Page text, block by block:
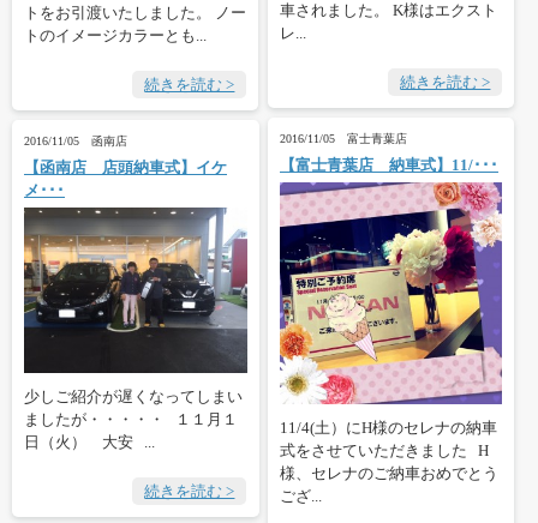
トをお引渡いたしました。 ノー
トのイメージカラーとも...
続きを読む >
車されました。 K様はエクスト
レ...
続きを読む >
2016/11/05 富士青葉店
【富士青葉店 納車式】11/･･･
11/4(土）にH様のセレナの納車
式をさせていただきました H
様、セレナのご納車おめでとう
ござ...
2016/11/05 函南店
【函南店 店頭納車式】イケ
メ･･･
少しご紹介が遅くなってしまい
ましたが・・・・・ １１月１
日（火） 大安 ...
続きを読む >